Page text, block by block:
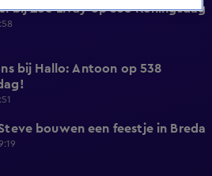
bij Zoë Livay op 538 Koningsdag
bij Hallo: Antoon op 538
bouwen een feestje in Breda